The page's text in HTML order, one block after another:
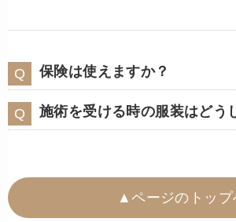
保険は使えますか？
施術を受ける時の服装はどう
▲ページのトップ